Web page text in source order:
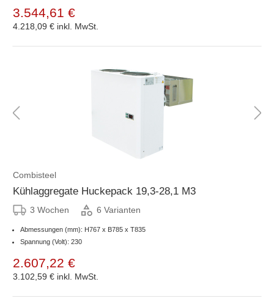
3.544,61 €
4.218,09 € inkl. MwSt.
Combisteel
Kühlaggregate Huckepack 19,3-28,1 M3
3 Wochen 6 Varianten
Abmessungen (mm): H767 x B785 x T835
Spannung (Volt): 230
2.607,22 €
3.102,59 € inkl. MwSt.